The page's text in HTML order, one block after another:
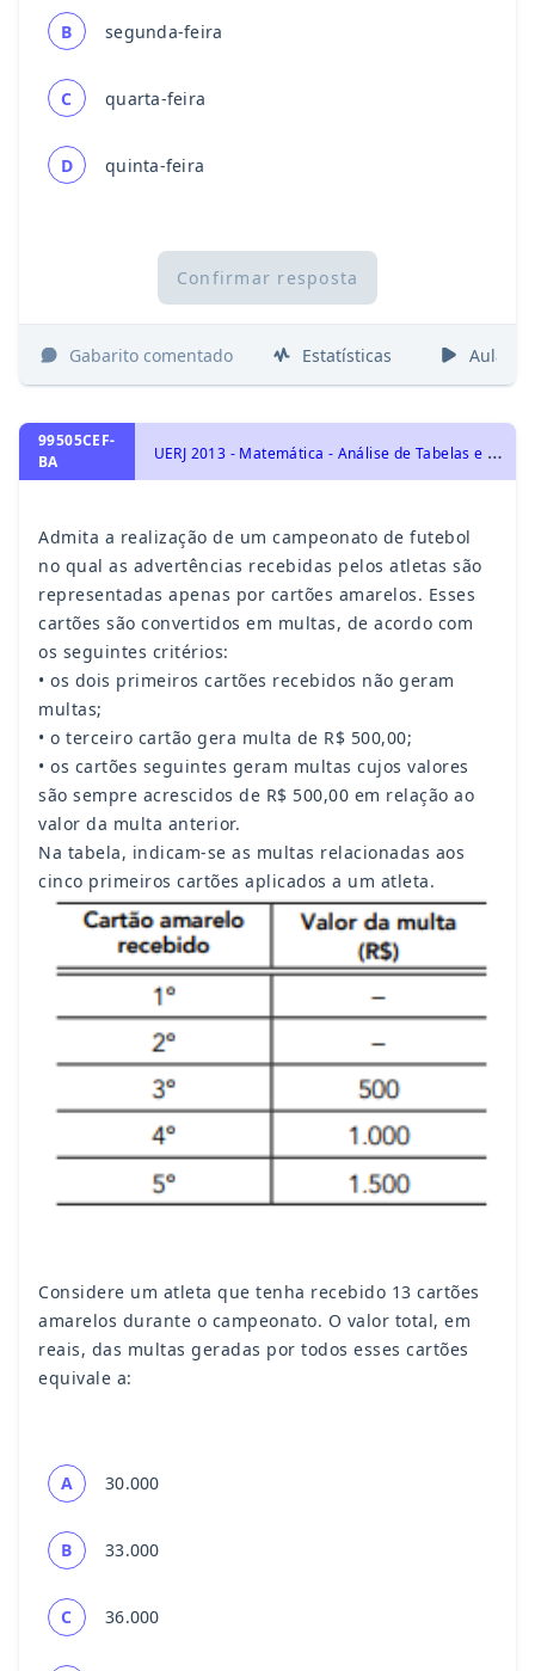
B segunda-feira
C quarta-feira
D quinta-feira
Confirmar resposta
Gabarito comentado Estatísticas Aulas
99505CEF-
BA
U
ERJ 2013 - Matemática - Análise de Tabelas e Gráficos
Admita a realização de um campeonato de futebol
no qual as advertências recebidas pelos atletas são
representadas apenas por cartões amarelos. Esses
cartões são convertidos em multas, de acordo com
os seguintes critérios:
• os dois primeiros cartões recebidos não geram
multas;
• o terceiro cartão gera multa de R$ 500,00;
• os cartões seguintes geram multas cujos valores
são sempre acrescidos de R$ 500,00 em relação ao
valor da multa anterior.
Na tabela, indicam-se as multas relacionadas aos
cinco primeiros cartões aplicados a um atleta.
Considere um atleta que tenha recebido 13 cartões
amarelos durante o campeonato. O valor total, em
reais, das multas geradas por todos esses cartões
equivale a:
A 30.000
B 33.000
C 36.000